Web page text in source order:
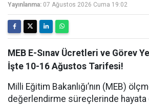
Yayınlanma: 07 Ağustos 2026 Cuma 19:02
MEB E-Sınav Ücretleri ve Görev
İşte 10-16 Ağustos Tarifesi!
Milli Eğitim Bakanlığı’nın (MEB)
değerlendirme süreçlerinde hayata